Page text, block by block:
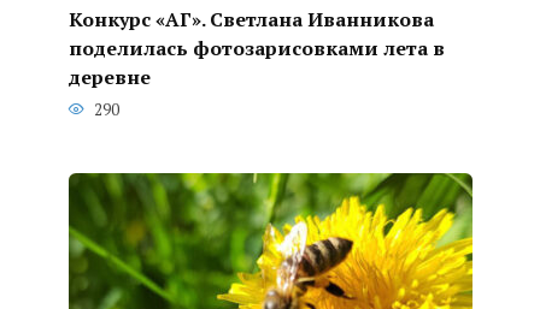
Конкурс «АГ». Светлана Иванникова
поделилась фотозарисовками лета в
деревне
290